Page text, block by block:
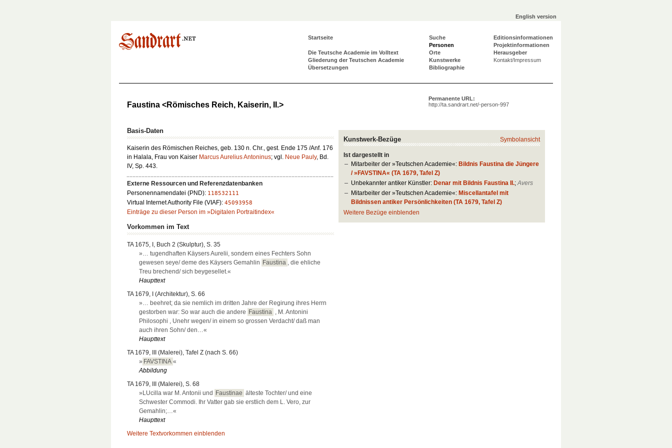
English version
Startseite
Die Teutsche Academie im Volltext
Gliederung der Teutschen Academie
Übersetzungen
Suche
Personen
Orte
Kunstwerke
Bibliographie
Editionsinformationen
Projektinformationen
Herausgeber
Kontakt/Impressum
Permanente URL:
http://ta.sandrart.net/-person-997
Faustina <Römisches Reich, Kaiserin, II.>
Symbolansicht
Kunstwerk-Bezüge
Ist dargestellt in
Mitarbeiter der »Teutschen Academie«: Bildnis Faustina die Jüngere
/ »FAVSTINA« (TA 1679, Tafel Z)
Unbekannter antiker Künstler: Denar mit Bildnis Faustina II.;Avers
Mitarbeiter der »Teutschen Academie«:Miscellantafel mit
Bildnissen antiker Persönlichkeiten (TA 1679, Tafel Z)
Weitere Bezüge einblenden
Basis-Daten
Kaiserin des Römischen Reiches, geb. 130 n. Chr., gest. Ende 175 /Anf. 176
in Halala, Frau von Kaiser Marcus Aurelius Antoninus; vgl. Neue Pauly, Bd.
IV, Sp. 443.
Externe Ressourcen und Referenzdatenbanken
Personennamendatei (PND): 118532111
Virtual Internet Authority File (VIAF): 45093958
Einträge zu dieser Person im »Digitalen Portraitindex«
Vorkommen im Text
TA 1675, I, Buch 2 (Skulptur), S. 35
»… tugendhaften Käysers Aurelii, sondern eines Fechters Sohn
gewesen seye/ deme des Käysers Gemahlin Faustina
, die ehliche
Treu brechend/ sich beygesellet.«
Haupttext
TA 1679, I (Architektur), S. 66
»… beehret; da sie nemlich im dritten Jahre der Regirung ihres Herrn
gestorben war: So war auch die andere Faustina
, M. Antonini
Philοsophi , Unehr wegen/ in einem so grossen Verdacht/ daß man
auch ihren Sohn/ den…«
Haupttext
TA 1679, III (Malerei), Tafel Z (nach S. 66)
» FAVSTINA «
Abbildung
TA 1679, III (Malerei), S. 68
»LUcilla war M. Antonii und Faustinae älteste Tochter/ und eine
Schwester Commodi. Ihr Vatter gab sie erstlich dem L. Vero, zur
Gemahlin;…«
Haupttext
Weitere Textvorkommen einblenden